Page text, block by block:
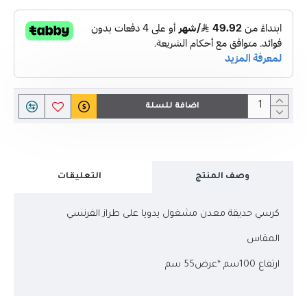
اضافة للسلة
وصف المنتج التعليقات
كرسي حديقة معدن مشغول يدويا على طراز الفرنسي
المقاس
ارتفاع 100سم *عرض55 سم